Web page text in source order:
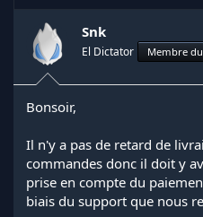
o
n
Snk
El Dictator Membre
Bonsoir,
Il n'y a pas de retard de
commandes donc il doit y
prise en compte du
biais du support que nous